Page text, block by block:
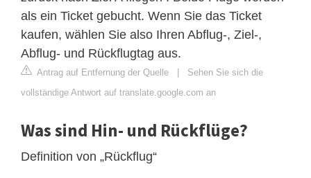
als ein Ticket gebucht. Wenn Sie das Ticket
kaufen, wählen Sie also Ihren Abflug-, Ziel-,
Abflug- und Rückflugtag aus.
Antrag auf Entfernung der Quelle | Sehen Sie sich die
vollständige Antwort auf translate.google.com an
Was sind Hin- und Rückflüge?
Definition von „Rückflug“